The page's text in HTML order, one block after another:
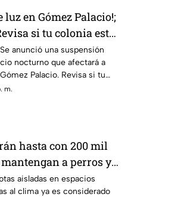
luz en Gómez Palacio!;
si tu colonia está
anunció una suspensión
nocturno que afectará a
Palacio. Revisa si tu
m.
hasta con 200 mil
a perros y
patios o azoteas
aisladas en espacios
al clima ya es considerado